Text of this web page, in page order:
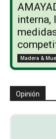
interna,
Madera &
Opinión